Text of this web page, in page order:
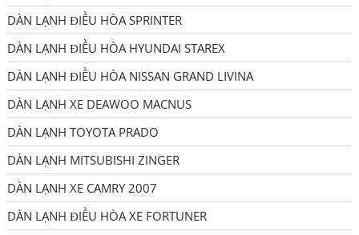
DÀN LẠNH ĐIỀU HÒA SPRINTER
DÀN LẠNH ĐIỀU HÒA HYUNDAI STAREX
DÀN LẠNH ĐIỀU HÒA NISSAN GRAND LIVINA
DÀN LẠNH XE DEAWOO MACNUS
DÀN LẠNH TOYOTA PRADO
DÀN LẠNH MITSUBISHI ZINGER
DÀN LẠNH XE CAMRY 2007
DÀN LẠNH ĐIỀU HÒA XE FORTUNER